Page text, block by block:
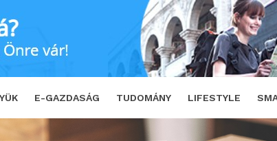
E-GAZDASÁG TUDOMÁNY LIFESTYLE
zárta az első negyedévet, és